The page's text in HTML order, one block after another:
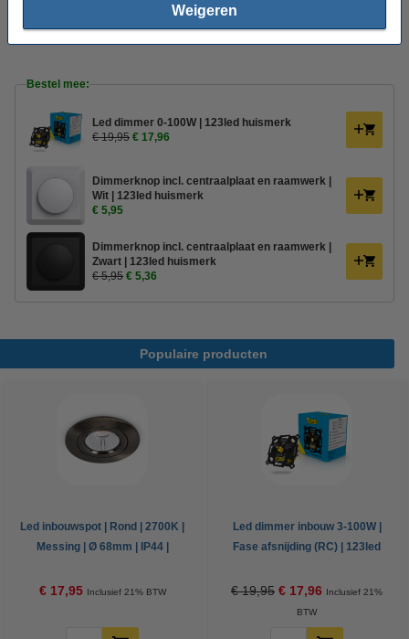
Weigeren
Oud voor nieuw: uw oude apparaat
Bestel mee:
Led dimmer 0-100W | 123led huismerk
€ 19,95 € 17,96
Dimmerknop incl. centraalplaat en raamwerk |
Wit | 123led huismerk
€ 5,95
Dimmerknop incl. centraalplaat en raamwerk |
Zwart | 123led huismerk
€ 5,95 € 5,36
Populaire producten
Led inbouwspot | Rond | 2700K |
Messing | Ø 68mm | IP44 |
€ 17,95 Inclusief 21% BTW
Led dimmer inbouw 3-100W |
Fase afsnijding (RC) | 123led
€ 19,95 € 17,96 Inclusief 21%
BTW